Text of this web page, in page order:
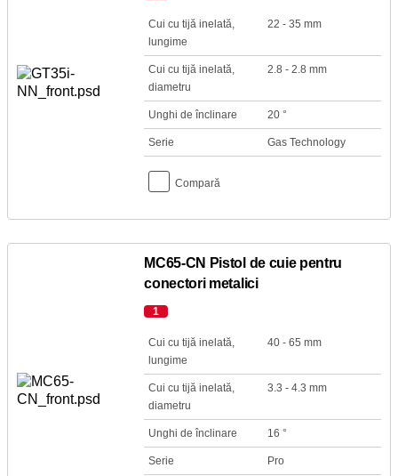
Cui cu tijă inelată,
lungime
22 - 35 mm
Cui cu tijă inelată,
diametru
2.8 - 2.8 mm
Unghi de înclinare 20 °
Serie Gas Technology
Compară
MC65-CN Pistol de cuie pentru
conectori metalici
1
Cui cu tijă inelată,
lungime
40 - 65 mm
Cui cu tijă inelată,
diametru
3.3 - 4.3 mm
Unghi de înclinare 16 °
Serie Pro